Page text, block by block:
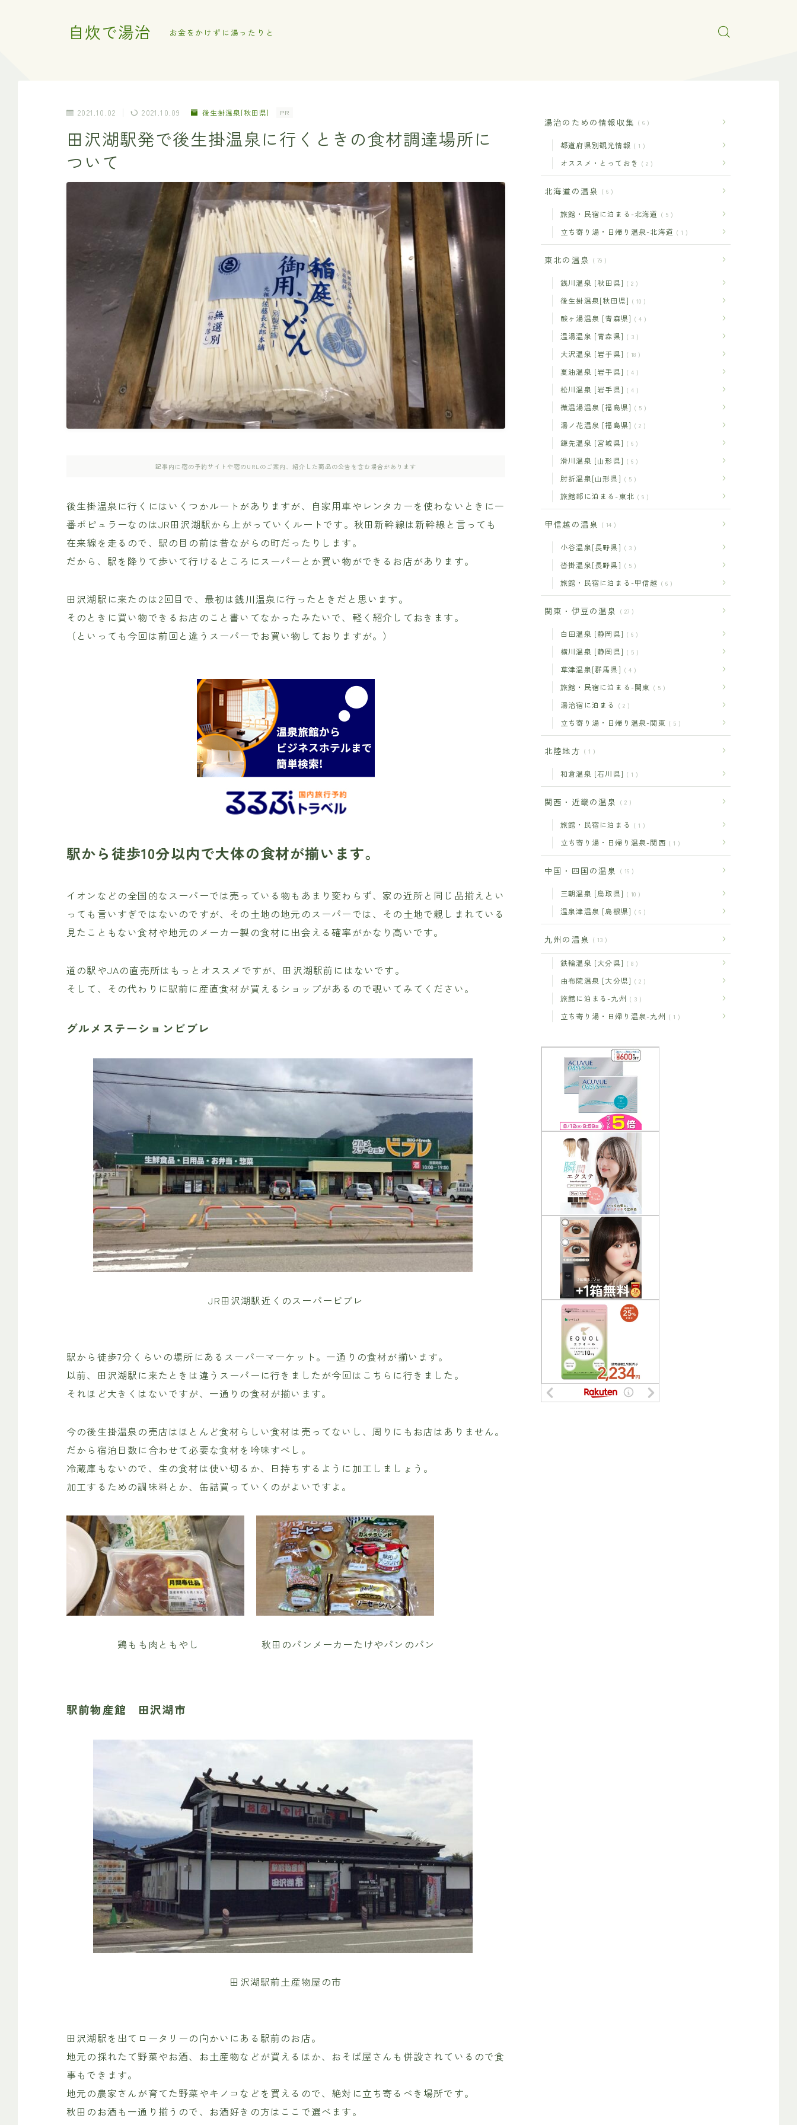
自炊で湯治 お金をかけずに湯ったりと
2021.10.02 2021.10.09 後生掛温泉[秋田県] PR
田沢湖駅発で後生掛温泉に行くときの食材調達場所に
ついて
記事内に宿の予約サイトや宿のURLのご案内、紹介した商品の公告を含む場合があります
後生掛温泉に行くにはいくつかルートがありますが、自家用車やレンタカーを使わないときに一
番ポピュラーなのはJR田沢湖駅から上がっていくルートです。秋田新幹線は新幹線と言っても
在来線を走るので、駅の目の前は昔ながらの町だったりします。
だから、駅を降りて歩いて行けるところにスーパーとか買い物ができるお店があります。
田沢湖駅に来たのは2回目で、最初は銭川温泉に行ったときだと思います。
そのときに買い物できるお店のこと書いてなかったみたいで、軽く紹介しておきます。
（といっても今回は前回と違うスーパーでお買い物しておりますが。）
駅から徒歩10分以内で大体の食材が揃います。
イオンなどの全国的なスーパーでは売っている物もあまり変わらず、家の近所と同じ品揃えとい
っても言いすぎではないのですが、その土地の地元のスーパーでは、その土地で親しまれている
見たこともない食材や地元のメーカー製の食材に出会える確率がかなり高いです。
道の駅やJAの直売所はもっとオススメですが、田沢湖駅前にはないです。
そして、その代わりに駅前に産直食材が買えるショップがあるので覗いてみてください。
グルメステーションビブレ
JR田沢湖駅近くのスーパービブレ
駅から徒歩7分くらいの場所にあるスーパーマーケット。一通りの食材が揃います。
以前、田沢湖駅に来たときは違うスーパーに行きましたが今回はこちらに行きました。
それほど大きくはないですが、一通りの食材が揃います。
今の後生掛温泉の売店はほとんど食材らしい食材は売ってないし、周りにもお店はありません。
だから宿泊日数に合わせて必要な食材を吟味すべし。
冷蔵庫もないので、生の食材は使い切るか、日持ちするように加工しましょう。
加工するための調味料とか、缶詰買っていくのがよいですよ。
鶏もも肉ともやし 秋田のパンメーカーたけやパンのパン
駅前物産館 田沢湖市
田沢湖駅前土産物屋の市
田沢湖駅を出てロータリーの向かいにある駅前のお店。
地元の採れたて野菜やお酒、お土産物などが買えるほか、おそば屋さんも併設されているので食
事もできます。
地元の農家さんが育てた野菜やキノコなどを買えるので、絶対に立ち寄るべき場所です。
秋田のお酒も一通り揃うので、お酒好きの方はここで選べます。
湯治のための情報収集 6
都道府県別観光情報 1
オススメ・とっておき 2
北海道の温泉 6
旅館・民宿に泊まる-北海道 5
立ち寄り湯・日帰り温泉-北海道 1
東北の温泉 79
銭川温泉 [秋田県] 2
後生掛温泉[秋田県] 10
酸ヶ湯温泉 [青森県] 4
温湯温泉 [青森県] 3
大沢温泉 [岩手県] 18
夏油温泉 [岩手県] 4
松川温泉 [岩手県] 4
微温湯温泉 [福島県] 5
湯ノ花温泉 [福島県] 2
鎌先温泉 [宮城県] 6
滑川温泉 [山形県] 6
肘折温泉[山形県] 5
旅館部に泊まる-東北 9
甲信越の温泉 14
小谷温泉[長野県] 3
沓掛温泉[長野県] 5
旅館・民宿に泊まる-甲信越 6
関東・伊豆の温泉 27
白田温泉 [静岡県] 6
横川温泉 [静岡県] 5
草津温泉[群馬県] 4
旅館・民宿に泊まる-関東 5
湯治宿に泊まる 2
立ち寄り湯・日帰り温泉-関東 5
北陸地方 1
和倉温泉 [石川県] 1
関西・近畿の温泉 2
旅館・民宿に泊まる 1
立ち寄り湯・日帰り温泉-関西 1
中国・四国の温泉 16
三朝温泉 [鳥取県] 10
温泉津温泉 [島根県] 6
九州の温泉 13
鉄輪温泉 [大分県] 8
由布院温泉 [大分県] 2
旅館に泊まる-九州 3
立ち寄り湯・日帰り温泉-九州 1